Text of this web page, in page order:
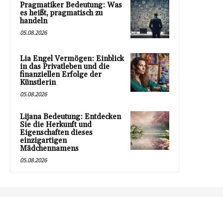
Pragmatiker Bedeutung: Was
es heißt, pragmatisch zu
handeln
05.08.2026
Lia Engel Vermögen: Einblick
in das Privatleben und die
finanziellen Erfolge der
Künstlerin
05.08.2026
Lijana Bedeutung: Entdecken
Sie die Herkunft und
Eigenschaften dieses
einzigartigen
Mädchennamens
05.08.2026